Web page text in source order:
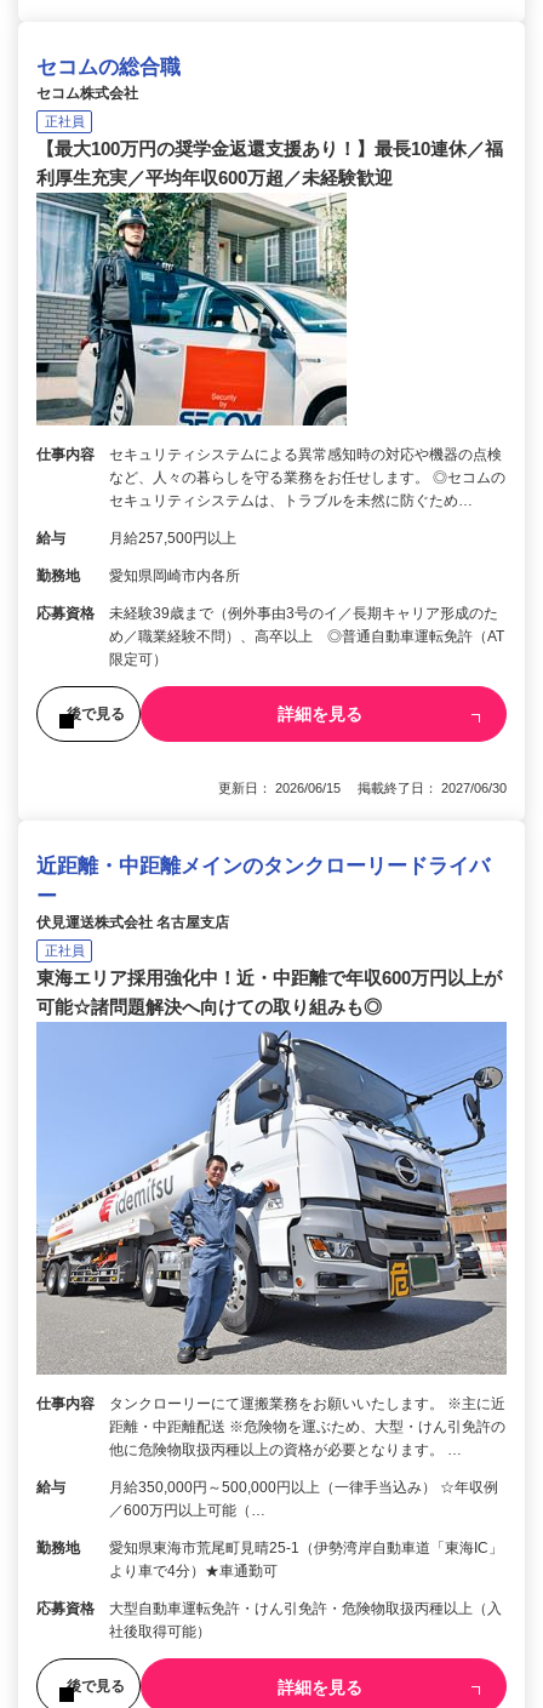
セコムの総合職
セコム株式会社
正社員
【最大100万円の奨学金返還支援あり！】最長10連休／福
利厚生充実／平均年収600万超／未経験歓迎
仕事内容
セキュリティシステムによる異常感知時の対応や機器の点検
など、人々の暮らしを守る業務をお任せします。 ◎セコムの
セキュリティシステムは、トラブルを未然に防ぐため…
給与 月給257,500円以上
勤務地 愛知県岡崎市内各所
応募資格
未経験39歳まで（例外事由3号のイ／長期キャリア形成のた
め／職業経験不問）、高卒以上 ◎普通自動車運転免許（AT
限定可）
後で見る 詳細を見る
更新日： 2026/06/15 掲載終了日： 2027/06/30
近距離・中距離メインのタンクローリードライバ
ー
伏見運送株式会社 名古屋支店
正社員
東海エリア採用強化中！近・中距離で年収600万円以上が
可能☆諸問題解決へ向けての取り組みも◎
仕事内容
タンクローリーにて運搬業務をお願いいたします。 ※主に近
距離・中距離配送 ※危険物を運ぶため、大型・けん引免許の
他に危険物取扱丙種以上の資格が必要となります。 …
給与
月給350,000円～500,000円以上（一律手当込み） ☆年収例
／600万円以上可能（…
勤務地
愛知県東海市荒尾町見晴25-1（伊勢湾岸自動車道「東海IC」
より車で4分）★車通勤可
応募資格
大型自動車運転免許・けん引免許・危険物取扱丙種以上（入
社後取得可能）
後で見る 詳細を見る